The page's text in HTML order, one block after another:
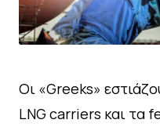
Οι «Greeks»
LNG carriers και τα